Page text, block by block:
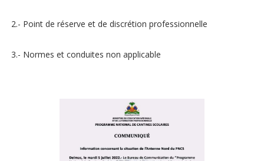
2.- Point de réserve et de discrétion professionnelle
3.- Normes et conduites non applicable